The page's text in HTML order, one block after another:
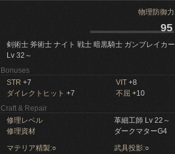
物理防御力
95
剣術士 斧術士 ナイト 戦士 暗黒騎士 ガンブレイカー
Lv 32～
Bonuses
STR +7 VIT +8
ダイレクトヒット +7 不屈 +10
Craft & Repair
修理レベル
革細工師 Lv 22～
修理資材
ダークマターG4
マテリア精製:○ 武具投影:○